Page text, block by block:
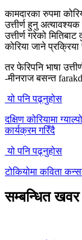
कामदारका रुपमा
उत्तीर्ण हुनु
उत्तीर्ण गरेको
कोरिया जाने
तर फेरिपनि भाषा
-मीनराज बसन्त
यो पनि पढ्नुहोस
दक्षिण कोरियामा
कार्यक्रम गरिँदै
यो पनि पढ्नुहोस
टोकियोमा कविता
सम्बन्धित खवर